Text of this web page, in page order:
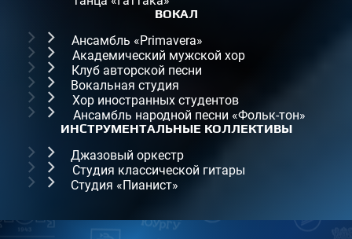
Музком
ВОКАЛ
Ансамбль «Primavera»
Академический мужской хор
Клуб авторской песни
Вокальная студия
Хор иностранных студентов
Ансамбль народной песни «Фольк-тон»
ИНСТРУМЕНТАЛЬНЫЕ КОЛЛЕКТИВЫ
Джазовый оркестр
Студия классической гитары
Студия «Пианист»
ориентирование
Универсальный бой
Музком
ВОКАЛ
Ансамбль «Primavera»
Академический мужской хор
Клуб авторской песни
Вокальная студия
Хор иностранных студентов
Ансамбль народной песни «Фольк-тон»
ИНСТРУМЕНТАЛЬНЫЕ КОЛЛЕКТИВЫ
Джазовый оркестр
Студия классической гитары
Студия «Пианист»